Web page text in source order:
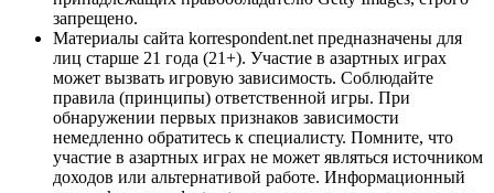
запрещено.
Материалы сайта korrespondent.net предназначены для
лиц старше 21 года (21+). Участие в азартных играх
может вызвать игровую зависимость. Соблюдайте
правила (принципы) ответственной игры. При
обнаружении первых признаков зависимости
немедленно обратитесь к специалисту. Помните, что
участие в азартных играх не может являться источником
доходов или альтернативой работе. Информационный